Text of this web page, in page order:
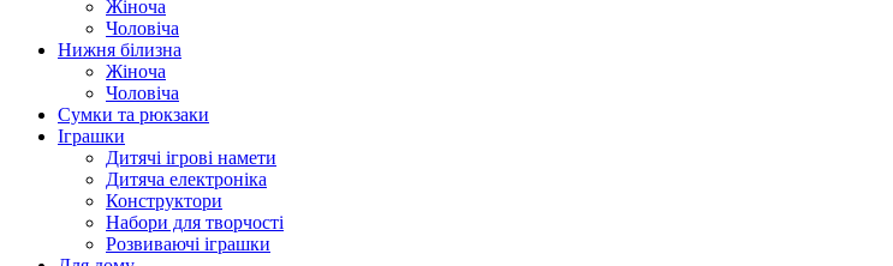
Жіноча
Чоловіча
Нижня білизна
Жіноча
Чоловіча
Сумки та рюкзаки
Іграшки
Дитячі ігрові намети
Дитяча електроніка
Конструктори
Набори для творчості
Розвиваючі іграшки